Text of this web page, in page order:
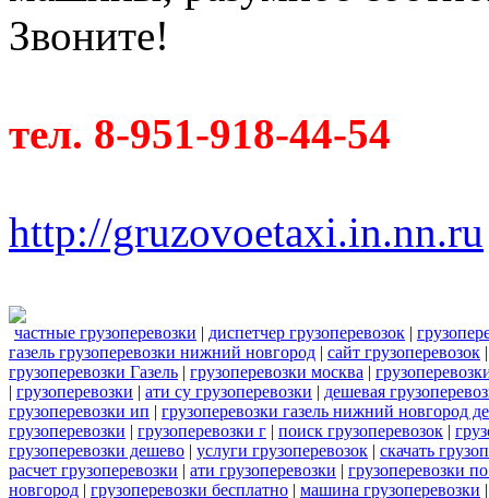
Звоните!
тел. 8-951-918-44-54
http://gruzovoetaxi.in.nn.ru
частные грузоперевозки | диспетчер грузоперевозок |
газель грузоперевозки нижний новгород | сайт грузоперевозок
грузоперевозки Газель | грузоперевозки москва |
| грузоперевозки | ати су грузоперевозки | дешевая
грузоперевозки ип | грузоперевозки газель нижний новгород
грузоперевозки | грузоперевозки г | поиск грузоперевозок |
грузоперевозки дешево | услуги грузоперевозок | скачать
расчет грузоперевозки | ати грузоперевозки | грузоперевозки
новгород | грузоперевозки бесплатно | машина грузоперевозки